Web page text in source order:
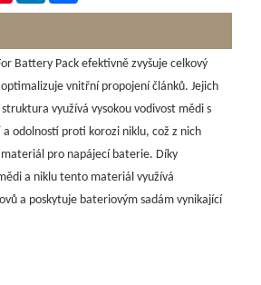
Battery Pack efektivně zvyšuje celkový
vnitřní propojení článků. Jejich
využívá vysokou vodivost mědi s
odolností proti korozi niklu, což z nich
pro napájecí baterie. Díky
a niklu tento materiál využívá
a poskytuje bateriovým sadám vynikající